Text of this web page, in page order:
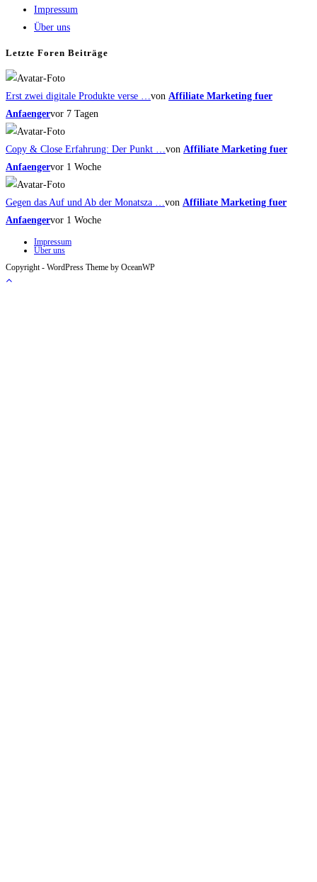
Impressum
Über uns
Letzte Foren Beiträge
Erst zwei digitale Produkte verse …von Affiliate Marketing fuer
Anfaengervor 7 Tagen
Copy & Close Erfahrung: Der Punkt …von Affiliate Marketing fuer
Anfaengervor 1 Woche
Gegen das Auf und Ab der Monatsza …von Affiliate Marketing fuer
Anfaengervor 1 Woche
Impressum
Über uns
Copyright - WordPress Theme by OceanWP